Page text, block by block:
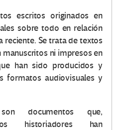
escritos originados en
sobre todo en relación
reciente. Se trata de textos
ni impresos en
han sido producidos y
formatos audiovisuales y
documentos que,
historiadores han